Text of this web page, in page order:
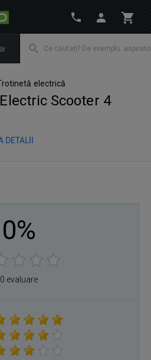
electrică
Scooter 4
DETALII
0%
0 evaluare